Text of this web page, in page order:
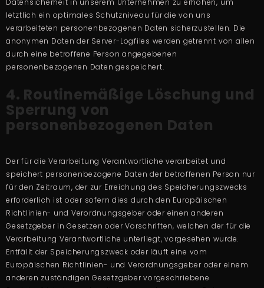
Datensicherheit in unserem Unternehmen zu erhöhen, um
letztlich ein optimales Schutzniveau für die von uns
verarbeiteten personenbezogenen Daten sicherzustellen. Die
anonymen Daten der Server-Logfiles werden getrennt von allen
durch eine betroffene Person angegebenen
personenbezogenen Daten gespeichert.
4. Routinemäßige Löschung und
Sperrung von
personenbezogenen Daten
Der für die Verarbeitung Verantwortliche verarbeitet und
speichert personenbezogene Daten der betroffenen Person nur
für den Zeitraum, der zur Erreichung des Speicherungszwecks
erforderlich ist oder sofern dies durch den Europäischen
Richtlinien- und Verordnungsgeber oder einen anderen
Gesetzgeber in Gesetzen oder Vorschriften, welchen der für die
Verarbeitung Verantwortliche unterliegt, vorgesehen wurde.
Entfällt der Speicherungszweck oder läuft eine vom
Europäischen Richtlinien- und Verordnungsgeber oder einem
anderen zuständigen Gesetzgeber vorgeschriebene